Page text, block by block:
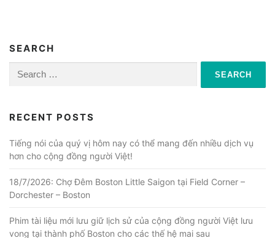
SEARCH
for:
RECENT POSTS
Tiếng nói của quý vị hôm nay có thể mang đến nhiều dịch vụ
hơn cho cộng đồng người Việt!
18/7/2026: Chợ Đêm Boston Little Saigon tại Field Corner –
Dorchester – Boston
Phim tài liệu mới lưu giữ lịch sử của cộng đồng người Việt lưu
vong tại thành phố Boston cho các thế hệ mai sau